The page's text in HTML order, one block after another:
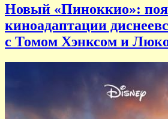
Новый «Пиноккио»:
киноадаптации
с Томом Хэнксом и